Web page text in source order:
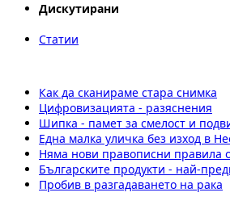
Дискутирани
Статии
Как да сканираме стара снимка
Цифровизацията - разяснения
Шипка - памет за смелост и
Една малка уличка без изход в
Няма нови правописни правила
Българските продукти - най-
Пробив в разгадаването на рака